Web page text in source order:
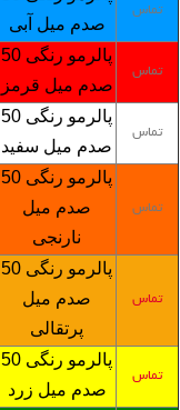
تماس
صدم میل آبی
تماس
پالرمو رنگی 50
صدم میل قرمز
تماس
پالرمو رنگی 50
صدم میل سفید
تماس
پالرمو رنگی 50
صدم میل
نارنجی
تماس
پالرمو رنگی 50
صدم میل
پرتقالی
تماس
پالرمو رنگی 50
صدم میل زرد